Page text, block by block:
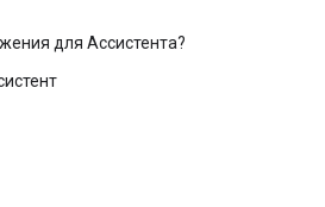
для Ассистента?